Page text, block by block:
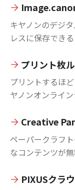
キヤノンのデジ
レスに保存でき
プリント枚ル
プリントするほ
ヤノンオンライ
Creative
ペーパークラフ
なコンテンツが
PIXUSクラ